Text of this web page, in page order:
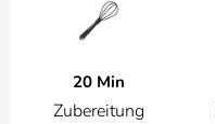
20 Min
Zubereitung